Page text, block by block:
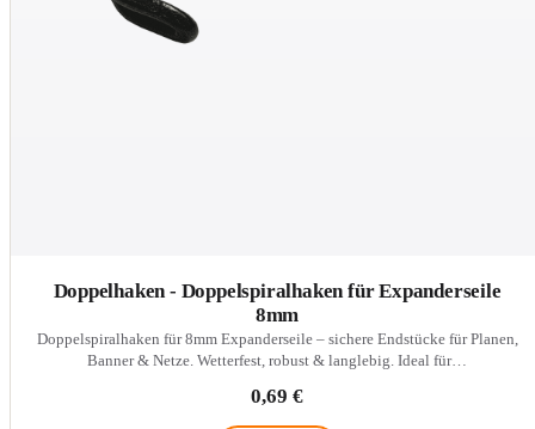
Doppelhaken - Doppelspiralhaken für Expanderseile
8mm
Doppelspiralhaken für 8mm Expanderseile – sichere Endstücke für Planen,
Banner & Netze. Wetterfest, robust & langlebig. Ideal für…
0,69 €